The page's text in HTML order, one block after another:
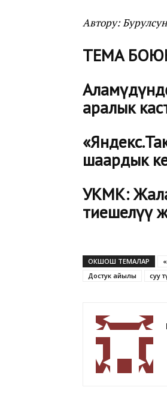
Автору:
ТЕМА
аралык
шаардык
УКМК:
тиешелүү
ОКШОШ ТЕМАЛАР
Достук айылы
суу